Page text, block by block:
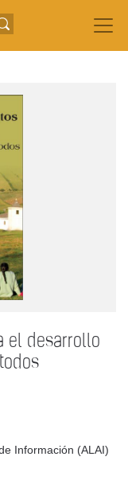
el desarrollo
Información (ALAI)